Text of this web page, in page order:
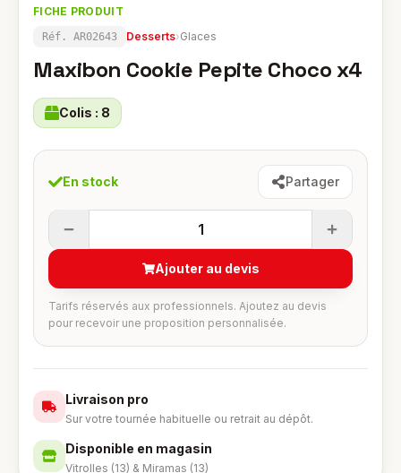
FICHE PRODUIT
Réf. AR02643 Desserts›Glaces
Maxibon Cookie Pepite Choco x4
Colis : 8
En stock Partager
1
Ajouter au devis
Tarifs réservés aux professionnels. Ajoutez au devis
pour recevoir une proposition personnalisée.
Livraison pro
Sur votre tournée habituelle ou retrait au dépôt.
Disponible en magasin
Vitrolles (13) & Miramas (13)